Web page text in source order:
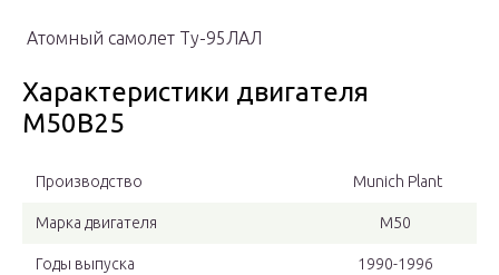
Атомный самолет Ту-95ЛАЛ
Характеристики двигателя
М50В25
Производство Munich Plant
Марка двигателя М50
Годы выпуска 1990-1996